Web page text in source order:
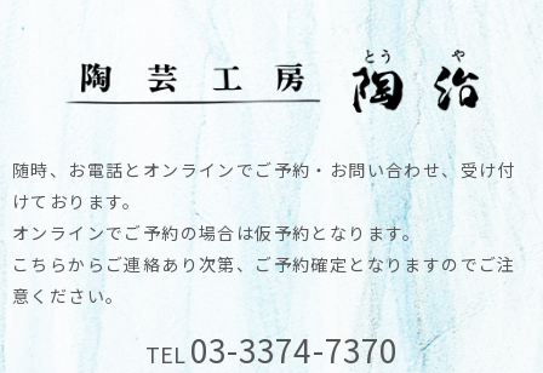
随時、お電話とオンラインでご予約・お問い合わせ、受け付
けております。
オンラインでご予約の場合は仮予約となります。
こちらからご連絡あり次第、ご予約確定となりますのでご注
意ください。
TEL03-3374-7370